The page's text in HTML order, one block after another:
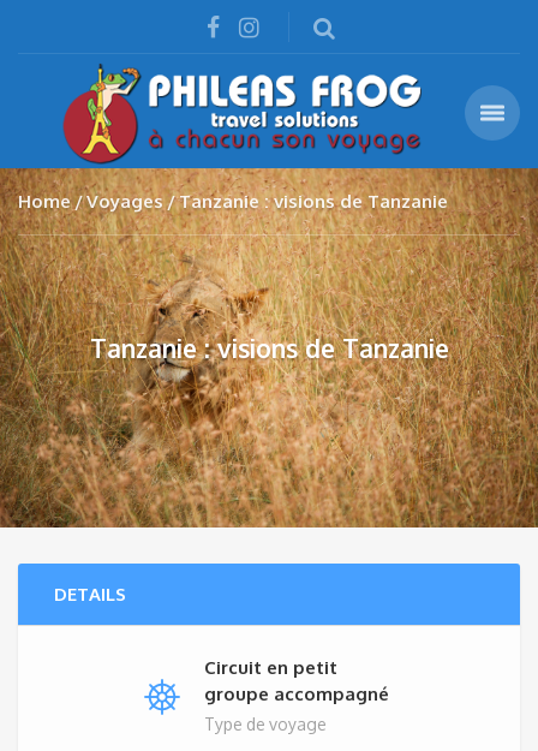
Home Voyages Tanzanie : visions de Tanzanie
Tanzanie : visions de Tanzanie
DETAILS
Circuit en petit
groupe accompagné
Type de voyage